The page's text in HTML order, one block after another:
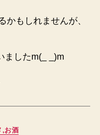
かもしれませんが、
ましたm(_ _)m
,お酒